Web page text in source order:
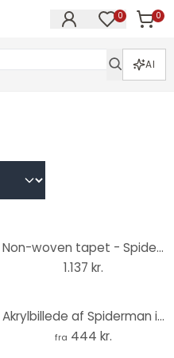
0 0
Varer
AI
Non-woven tapet - Spider-Man Graffiti Art - 300 x 150 cm
1.137 kr.
Akrylbillede af Spiderman i glas - Mielu
fra 444 kr.